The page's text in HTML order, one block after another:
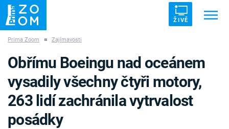
ŽIVĚ
ZÁHADY VETŘELCI DÁVNOVĚKU
Prima Zoom ■ Zajímavosti
Obřímu Boeingu nad oceánem
vysadily všechny čtyři motory,
263 lidí zachránila vytrvalost
posádky